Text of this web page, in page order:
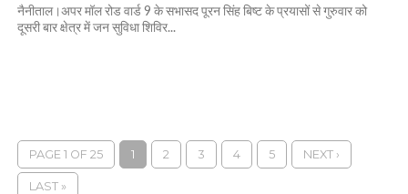
नैनीताल।अपर मॉल रोड वार्ड 9 के सभासद पूरन सिंह बिष्ट के प्रयासों से गुरुवार को
दूसरी बार क्षेत्र में जन सुविधा शिविर...
PAGE 1 OF 25 1 2 3 4 5 NEXT ›
LAST »